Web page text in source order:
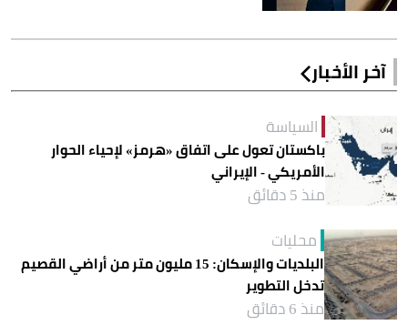
آخر الأخبار
السياسة
باكستان تعول على اتفاق «هرمز» لإحياء الحوار
الأمريكي - الإيراني
منذ 5 دقائق
محليات
البلديات والإسكان: 15 مليون متر من أراضي القصيم
تدخل التطوير
منذ 6 دقائق